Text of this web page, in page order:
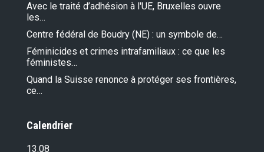
Avec le traité d’adhésion à l'UE, Bruxelles ouvre
les…
Centre fédéral de Boudry (NE) : un symbole de…
Féminicides et crimes intrafamiliaux : ce que les
féministes…
Quand la Suisse renonce à protéger ses frontières,
ce…
Calendrier
13.08